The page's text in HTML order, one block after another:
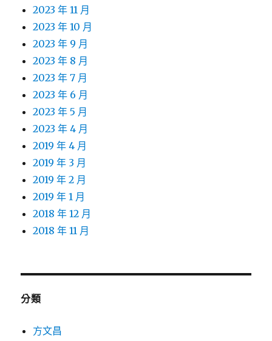
2023 年 11 月
2023 年 10 月
2023 年 9 月
2023 年 8 月
2023 年 7 月
2023 年 6 月
2023 年 5 月
2023 年 4 月
2019 年 4 月
2019 年 3 月
2019 年 2 月
2019 年 1 月
2018 年 12 月
2018 年 11 月
分類
方文昌